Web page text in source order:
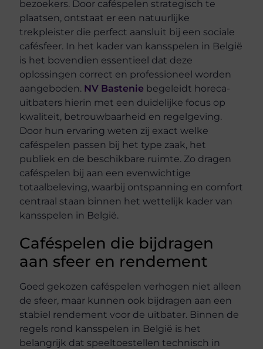
bezoekers. Door caféspelen strategisch te
plaatsen, ontstaat er een natuurlijke
trekpleister die perfect aansluit bij een sociale
cafésfeer. In het kader van kansspelen in België
is het bovendien essentieel dat deze
oplossingen correct en professioneel worden
aangeboden. NV Bastenie begeleidt horeca-
uitbaters hierin met een duidelijke focus op
kwaliteit, betrouwbaarheid en regelgeving.
Door hun ervaring weten zij exact welke
caféspelen passen bij het type zaak, het
publiek en de beschikbare ruimte. Zo dragen
caféspelen bij aan een evenwichtige
totaalbeleving, waarbij ontspanning en comfort
centraal staan binnen het wettelijk kader van
kansspelen in België.
Caféspelen die bijdragen
aan sfeer en rendement
Goed gekozen caféspelen verhogen niet alleen
de sfeer, maar kunnen ook bijdragen aan een
stabiel rendement voor de uitbater. Binnen de
regels rond kansspelen in België is het
belangrijk dat speeltoestellen technisch in